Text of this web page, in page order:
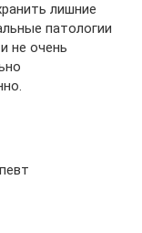
лишние
патологии
не очень